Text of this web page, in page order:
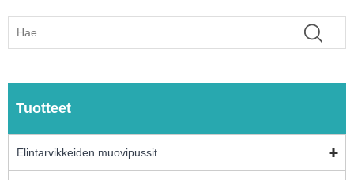
Tuotteet
Elintarvikkeiden muovipussit